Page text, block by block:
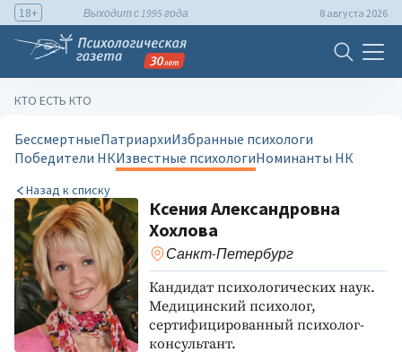
18+ Выходит с 1995 года 8 августа 2026
КТО ЕСТЬ КТО
БессмертныеПатриархиИзбранные психологи
Победители НКИзвестные психологиНоминанты НК
Назад к списку
Ксения Александровна
Хохлова
Санкт-Петербург
Кандидат психологических наук.
Медицинский психолог,
сертифицированный психолог-
консультант.